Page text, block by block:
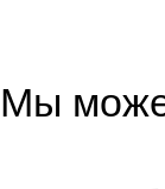
Мы